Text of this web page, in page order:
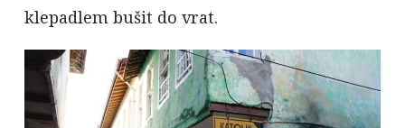
klepadlem bušit do vrat.